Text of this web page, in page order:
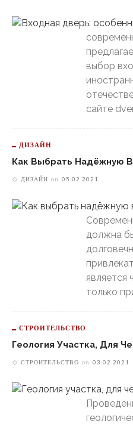
выбор
сайте
ДИЗАЙН
Как Выбрать Надёжную
ДИЗАЙН on 05.02.2021
должна
является
только
СТРОИТЕЛЬСТВО
Геология Участка, Для
СТРОИТЕЛЬСТВО on 03.02.2021